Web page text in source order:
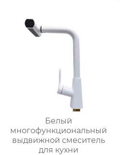
Белый
многофункциональный
выдвижной смеситель
для кухни